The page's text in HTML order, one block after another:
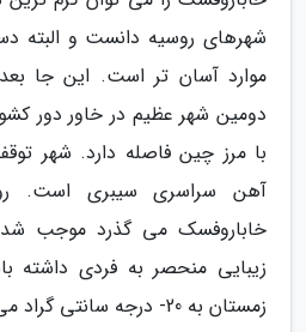
شهرهای روسیه دانست و البته
موارد آسان تر است. این جا
با مرز چین فاصله دارد. شهر
آهن سراسری سیبری است.
خاباروفسک می گذرد موجب
زیبایی منحصر به فردی داشته
زمستان به 20- درجه سانتی گراد می رسد.